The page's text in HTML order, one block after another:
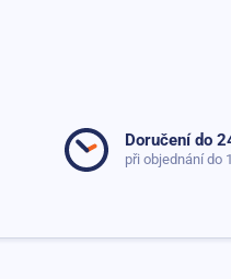
Doručení do
při objednání do